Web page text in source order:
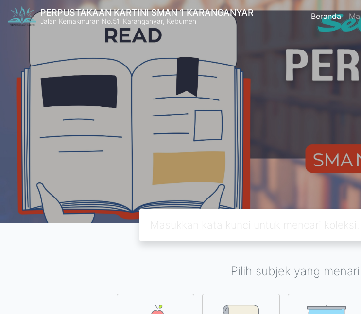
PERPUSTAKAAN KARTINI SMAN 1 KARANGANYAR
Jalan Kemakmuran No.51, Karanganyar, Kebumen Beranda
Pilih subjek yang